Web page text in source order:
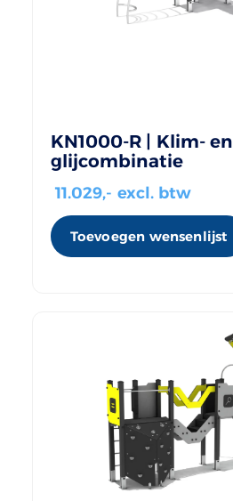
KN1000-R | Klim- en
glijcombinatie
11.029,- excl. btw
Toevoegen wensenlijst